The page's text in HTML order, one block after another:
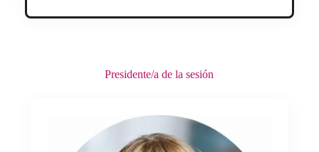
Presidente/a de la sesión